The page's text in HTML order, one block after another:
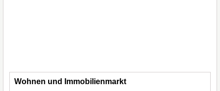
Wohnen und Immobilienmarkt